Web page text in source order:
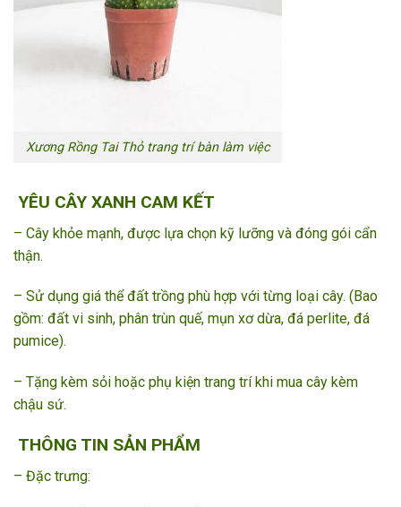
Xương Rồng Tai Thỏ trang trí bàn làm việc
YÊU CÂY XANH CAM KẾT
– Cây khỏe mạnh, được lựa chọn kỹ lưỡng và đóng gói cẩn
thận.
– Sử dụng giá thể đất trồng phù hợp với từng loại cây. (Bao
gồm: đất vi sinh, phân trùn quế, mụn xơ dừa, đá perlite, đá
pumice).
– Tặng kèm sỏi hoặc phụ kiện trang trí khi mua cây kèm
chậu sứ.
THÔNG TIN SẢN PHẨM
– Đặc trưng: